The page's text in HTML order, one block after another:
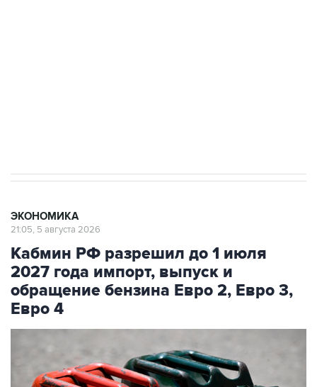
ЭКОНОМИКА
21:05, 5 августа 2026
Кабмин РФ разрешил до 1 июля
2027 года импорт, выпуск и
обращение бензина Евро 2, Евро 3,
Евро 4